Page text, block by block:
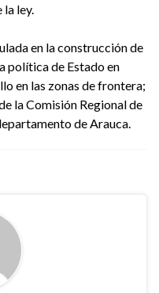
ley.
en la construcción de
política de Estado en
en las zonas de frontera;
la Comisión Regional de
de Arauca.